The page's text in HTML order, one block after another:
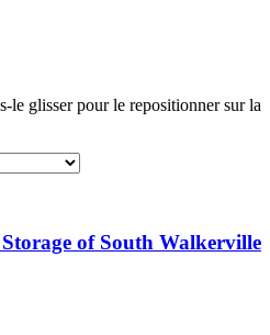
le glisser pour le repositionner sur la
of South Walkerville